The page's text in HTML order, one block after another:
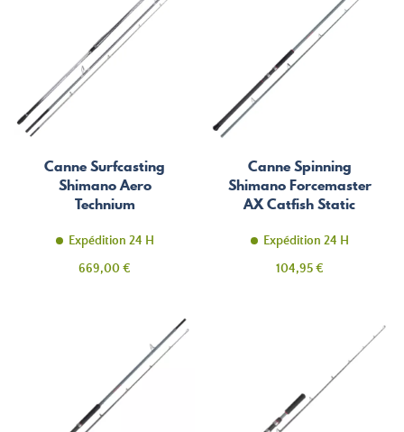
Canne Surfcasting
Shimano Aero
Technium
Expédition 24 H
Prix
669,00 €
Canne Spinning
Shimano Forcemaster
AX Catfish Static
Expédition 24 H
Prix
104,95 €